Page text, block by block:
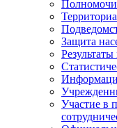
Защита
Участие в